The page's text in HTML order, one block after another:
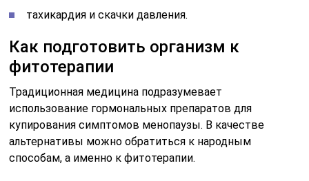
тахикардия и скачки давления.
Как подготовить организм к
фитотерапии
Традиционная медицина подразумевает
использование гормональных препаратов для
купирования симптомов менопаузы. В качестве
альтернативы можно обратиться к народным
способам, а именно к фитотерапии.